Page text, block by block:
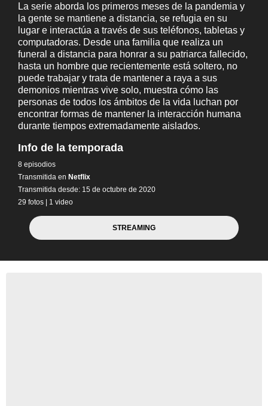
La serie aborda los primeros meses de la pandemia y
la gente se mantiene a distancia, se refugia en su
lugar e interactúa a través de sus teléfonos, tabletas y
computadoras. Desde una familia que realiza un
funeral a distancia para honrar a su patriarca fallecido,
hasta un hombre que recientemente está soltero, no
puede trabajar y trata de mantener a raya a sus
demonios mientras vive solo, muestra cómo las
personas de todos los ámbitos de la vida luchan por
encontrar formas de mantener la interacción humana
durante tiempos extremadamente aislados.
Info de la temporada
8 episodios
Transmitida en Netflix
Transmitida desde: 15 de octubre de 2020
29 fotos | 1 video
STREAMING